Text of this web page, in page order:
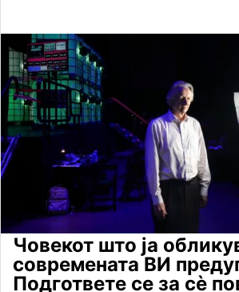
Човекот што ја
современата ВИ
Подгответе се за сè